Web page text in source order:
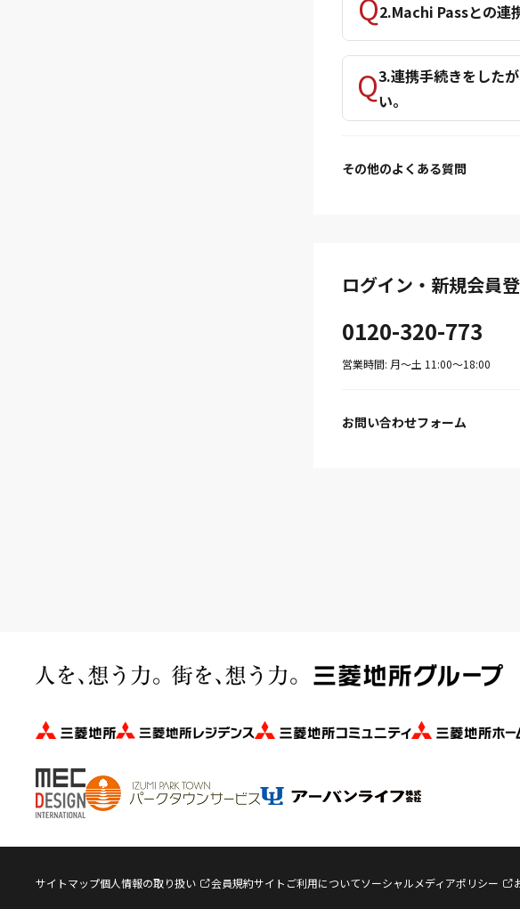
2.Machi Passとの連
3.連携手続きをした
い。
その他のよくある質問
ログイン・新規会員
0120-320-773
営業時間: 月〜土 11:00〜18:00
お問い合わせフォーム
サイトマップ個人情報の取り扱い 会員規約サイトご利用についてソーシャルメディアポリシー